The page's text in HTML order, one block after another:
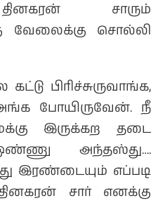
தினகரன் சாரும்
வேலைக்கு சொல்லி
பிரிச்சுருவாங்க,
போயிருவேன். நீ
இருக்கற தடை
அந்தஸ்து….
இரண்டையும் எப்படி
சார் எனக்கு